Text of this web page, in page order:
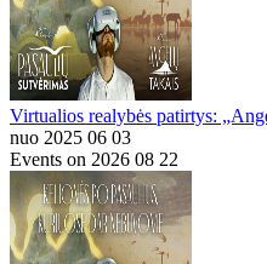
Virtualios realybės patirtys:
nuo 2025 06 03
Events on 2026 08 22